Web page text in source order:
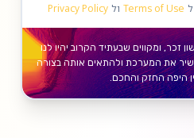
Terms of Use ול Privacy Policy
זכר, ומקווים שבעתיד הקרוב יהיו לנו
את המערכת ולהתאים אותה בצורה
היפה החזק והחכם.